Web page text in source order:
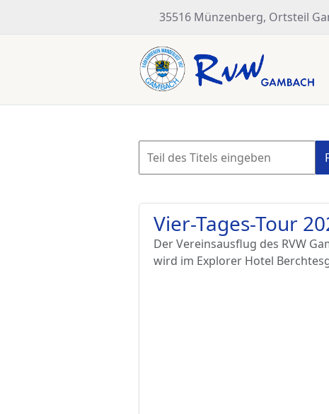
35516 Münzenberg, Ortsteil
Vier-Tages-Tour
Der Vereinsausflug des RVW
wird im Explorer Hotel